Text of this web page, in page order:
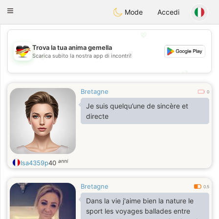
DeutschDating
Toggle
Mode Accedi
💖
💕
Trova la tua anima gemella
Scarica subito la nostra app di incontri!
Bretagne 0
Je suis quelqu’une de sincère et
directe
Isa4359p40 anni
Bretagne 0.5
Dans la vie j'aime bien la nature le
sport les voyages ballades entre